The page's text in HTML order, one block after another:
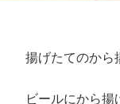
揚げたてのから
ビールにから揚